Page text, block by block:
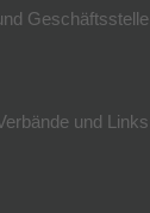
Geschäftsstelle
und Links